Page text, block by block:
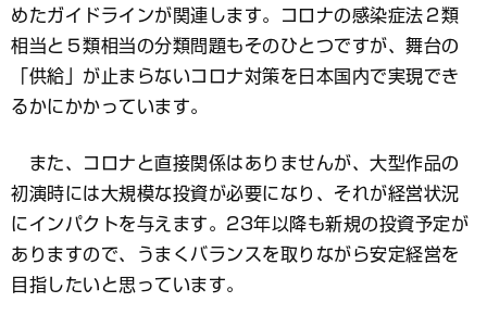
めたガイドラインが関連します。コロナの感染症法２類
相当と５類相当の分類問題もそのひとつですが、舞台の
「供給」が止まらないコロナ対策を日本国内で実現でき
るかにかかっています。
また、コロナと直接関係はありませんが、大型作品の
初演時には大規模な投資が必要になり、それが経営状況
にインパクトを与えます。23年以降も新規の投資予定が
ありますので、うまくバランスを取りながら安定経営を
目指したいと思っています。